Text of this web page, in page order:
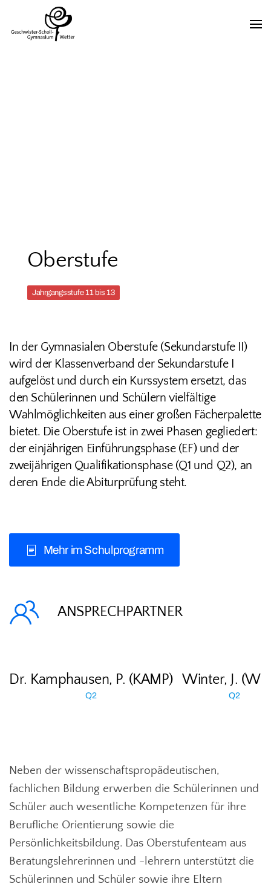
Oberstufe
Jahrgangsstufe 11 bis 13
In der Gymnasialen Oberstufe (Sekundarstufe II)
wird der Klassenverband der Sekundarstufe I
aufgelöst und durch ein Kurssystem ersetzt, das
den Schülerinnen und Schülern vielfältige
Wahlmöglichkeiten aus einer großen Fächerpalette
bietet. Die Oberstufe ist in zwei Phasen gegliedert:
der einjährigen Einführungsphase (EF) und der
zweijährigen Qualifikationsphase (Q1 und Q2), an
deren Ende die Abiturprüfung steht.
Mehr im Schulprogramm
ANSPRECHPARTNER
Dr. Kamphausen, P. (KAMP)
Q2
Winter, J.
Q2
Neben der wissenschaftspropädeutischen,
fachlichen Bildung erwerben die Schülerinnen und
Schüler auch wesentliche Kompetenzen für ihre
Berufliche Orientierung sowie die
Persönlichkeitsbildung. Das Oberstufenteam aus
Beratungslehrerinnen und -lehrern unterstützt die
Schülerinnen und Schüler sowie ihre Eltern